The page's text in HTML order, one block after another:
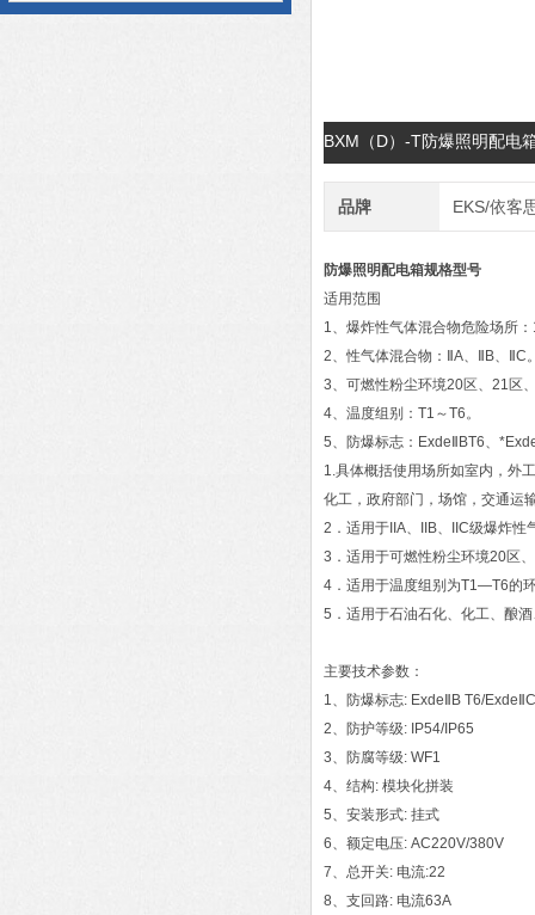
BXM（D）-T防爆照明配电
品牌 EKS/依客
防爆照明配电箱规格型号
适用范围
1、爆炸性气体混合物危险场所
2、性气体混合物：ⅡA、ⅡB、ⅡC
3、可燃性粉尘环境20区、21区
4、温度组别：T1～T6。
5、防爆标志：ExdeⅡBT6、
1.具体概括使用场所如室内，外
化工，政府部门，场馆，交通运
2．适用于IIA、IIB、IIC级爆炸性
3．适用于可燃性粉尘环境20区
4．适用于温度组别为T1—T6的
5．适用于石油石化、化工、酿
主要技术参数：
1、防爆标志: ExdeⅡB T6/
2、防护等级: IP54/IP65
3、防腐等级: WF1
4、结构: 模块化拼装
5、安装形式: 挂式
6、额定电压: AC220V/380V
7、总开关: 电流:22
8、支回路: 电流63A